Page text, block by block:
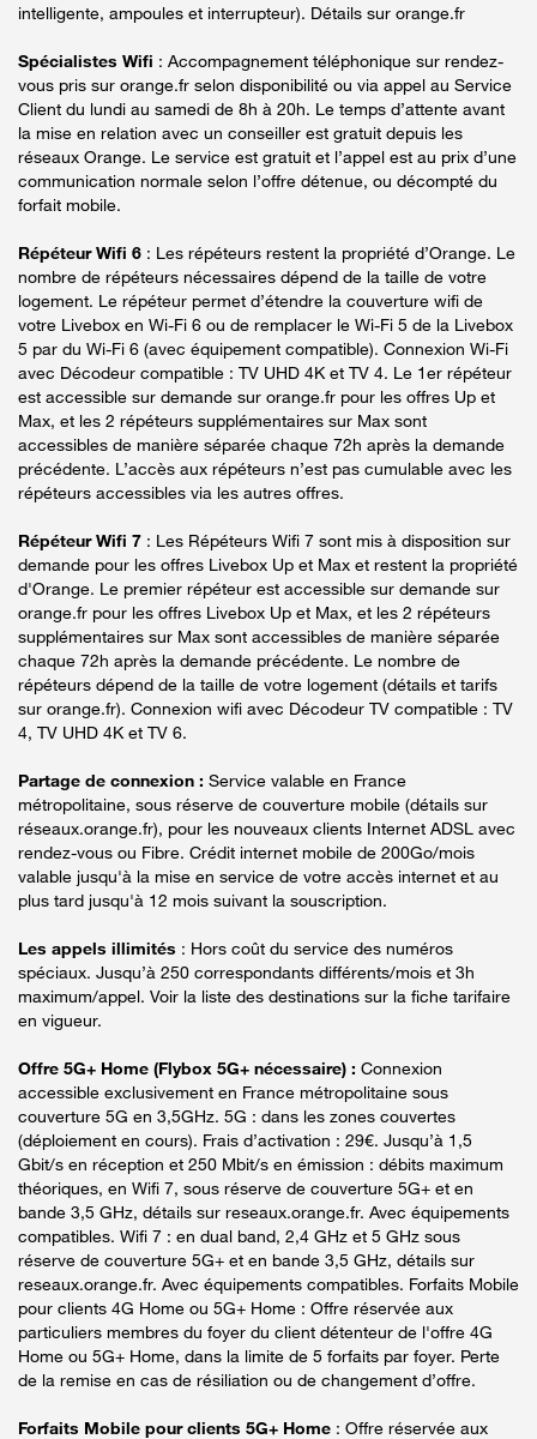
intelligente, ampoules et interrupteur). Détails sur orange.fr
Spécialistes Wifi : Accompagnement téléphonique sur rendez-
vous pris sur orange.fr selon disponibilité ou via appel au Service
Client du lundi au samedi de 8h à 20h. Le temps d’attente avant
la mise en relation avec un conseiller est gratuit depuis les
réseaux Orange. Le service est gratuit et l’appel est au prix d’une
communication normale selon l’offre détenue, ou décompté du
forfait mobile.
Répéteur Wifi 6 : Les répéteurs restent la propriété d’Orange. Le
nombre de répéteurs nécessaires dépend de la taille de votre
logement. Le répéteur permet d’étendre la couverture wifi de
votre Livebox en Wi-Fi 6 ou de remplacer le Wi-Fi 5 de la Livebox
5 par du Wi-Fi 6 (avec équipement compatible). Connexion Wi-Fi
avec Décodeur compatible : TV UHD 4K et TV 4. Le 1er répéteur
est accessible sur demande sur orange.fr pour les offres Up et
Max, et les 2 répéteurs supplémentaires sur Max sont
accessibles de manière séparée chaque 72h après la demande
précédente. L’accès aux répéteurs n’est pas cumulable avec les
répéteurs accessibles via les autres offres.
Répéteur Wifi 7 : Les Répéteurs Wifi 7 sont mis à disposition sur
demande pour les offres Livebox Up et Max et restent la propriété
d'Orange. Le premier répéteur est accessible sur demande sur
orange.fr pour les offres Livebox Up et Max, et les 2 répéteurs
supplémentaires sur Max sont accessibles de manière séparée
chaque 72h après la demande précédente. Le nombre de
répéteurs dépend de la taille de votre logement (détails et tarifs
sur orange.fr). Connexion wifi avec Décodeur TV compatible : TV
4, TV UHD 4K et TV 6.
Partage de connexion : Service valable en France
métropolitaine, sous réserve de couverture mobile (détails sur
réseaux.orange.fr), pour les nouveaux clients Internet ADSL avec
rendez-vous ou Fibre. Crédit internet mobile de 200Go/mois
valable jusqu'à la mise en service de votre accès internet et au
plus tard jusqu'à 12 mois suivant la souscription.
Les appels illimités : Hors coût du service des numéros
spéciaux. Jusqu’à 250 correspondants différents/mois et 3h
maximum/appel. Voir la liste des destinations sur la fiche tarifaire
en vigueur.
Offre 5G+ Home (Flybox 5G+ nécessaire) : Connexion
accessible exclusivement en France métropolitaine sous
couverture 5G en 3,5GHz. 5G : dans les zones couvertes
(déploiement en cours). Frais d’activation : 29€. Jusqu’à 1,5
Gbit/s en réception et 250 Mbit/s en émission : débits maximum
théoriques, en Wifi 7, sous réserve de couverture 5G+ et en
bande 3,5 GHz, détails sur reseaux.orange.fr. Avec équipements
compatibles. Wifi 7 : en dual band, 2,4 GHz et 5 GHz sous
réserve de couverture 5G+ et en bande 3,5 GHz, détails sur
reseaux.orange.fr. Avec équipements compatibles. Forfaits Mobile
pour clients 4G Home ou 5G+ Home : Offre réservée aux
particuliers membres du foyer du client détenteur de l'offre 4G
Home ou 5G+ Home, dans la limite de 5 forfaits par foyer. Perte
de la remise en cas de résiliation ou de changement d’offre.
Forfaits Mobile pour clients 5G+ Home : Offre réservée aux